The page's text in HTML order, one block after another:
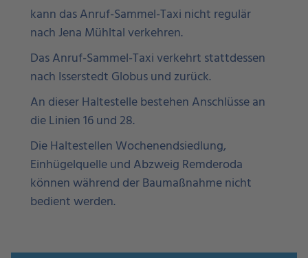
kann das Anruf-Sammel-Taxi nicht regulär
nach Jena Mühltal verkehren.
Das Anruf-Sammel-Taxi verkehrt stattdessen
nach Isserstedt Globus und zurück.
An dieser Haltestelle bestehen Anschlüsse an
die Linien 16 und 28.
Die Haltestellen Wochenendsiedlung,
Einhügelquelle und Abzweig Remderoda
können während der Baumaßnahme nicht
bedient werden.